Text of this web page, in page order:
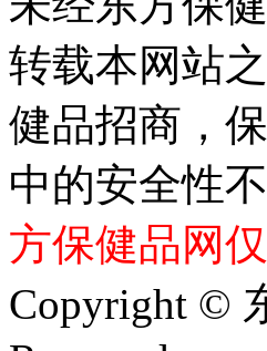
转载本网站
健品招商，
中的安全性
方保健品网
Copyright ©